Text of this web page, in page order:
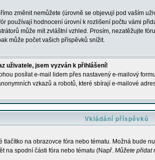
změnit nemůžete (úrovně se objevují pod vaším
používají hodnocení úrovní k rozlišení počtu vámi
může mít zvláštní vzhled. Prosím, nezatěžujte
může počet vašich příspěvků snížit.
uživatele, jsem vyzván k přihlášení!
posílat e-mail lidem přes nastavený e-mailový
vzkazů a robotů, které sbírají e-mailové
Vkládání příspěvků
tlačítko na obrazovce fóra nebo tématu. Možná bude
na spodní části fóra nebo tématu (Např. Můžete přidat